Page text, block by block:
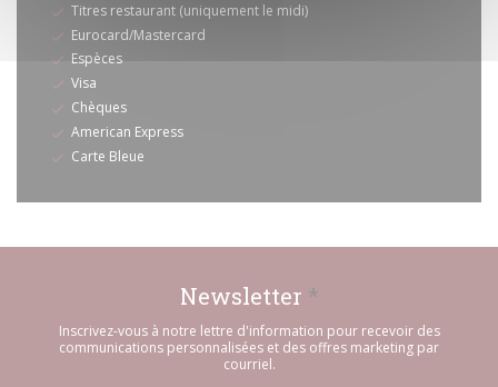
Titres restaurant (uniquement le midi)
Eurocard/Mastercard
Espèces
Visa
Chèques
American Express
Carte Bleue
Newsletter *
Inscrivez-vous à notre lettre d'information pour recevoir des
communications personnalisées et des offres marketing par
courriel.